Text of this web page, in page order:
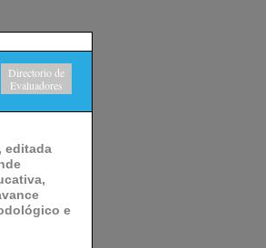
Directorio de
Evaluadores
editada
e